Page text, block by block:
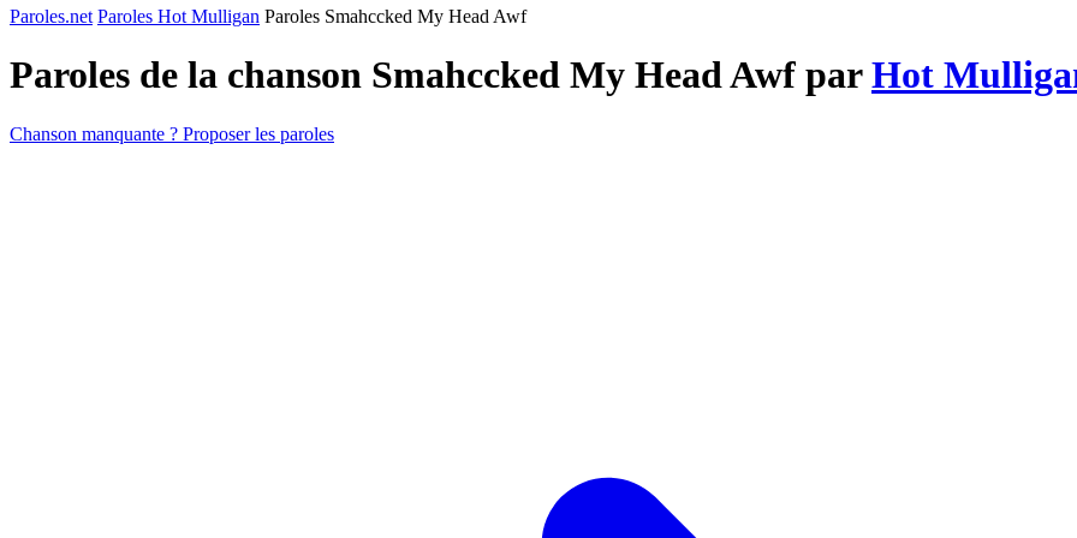
Paroles.net Paroles Hot Mulligan Paroles Smahccked My Head Awf
Paroles de la chanson Smahccked My Head Awf parHot
Chanson manquante ? Proposer les paroles